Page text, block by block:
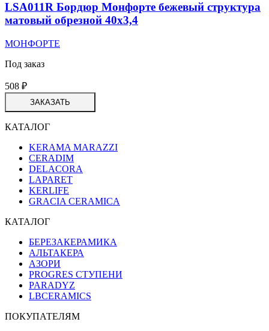
LSA011R Бордюр Монфорте бежевый структура
матовый обрезной 40х3,4
МОНФОРТЕ
Под заказ
508 ₽
ЗАКАЗАТЬ
КАТАЛОГ
KERAMA MARAZZI
CERADIM
DELACORA
LAPARET
KERLIFE
GRACIA CERAMICA
КАТАЛОГ
БЕРЕЗАКЕРАМИКА
АЛЬТАКЕРА
АЗОРИ
PROGRES СТУПЕНИ
PARADYZ
LBCERAMICS
ПОКУПАТЕЛЯМ